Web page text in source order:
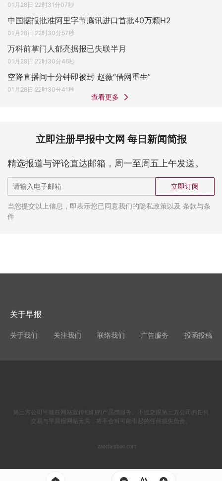
01月28日 22时31分07秒
中国据报批准阿里字节腾讯进口首批40万颗H2
01月28日 22时30分57秒
万科前掌门人郁亮据报已失联半月
01月28日 22时30分46秒
空降直播间十分钟即被封 赵薇“借网重生”
01月28日 22时30分41秒
查看更多
立即注册早报中文网 每日新闻简报
精选报道与评论直达邮箱，周一至周五上午发送。
立即订阅
当您提交以上信息，即表示您已同意我们的隐私政策以及 条款与条
件
关于早报
关于我们 关注我们 联络我们 广告服务 投函投稿
第三方公司可能在网站宣传他们的产品或服务。不过您跟第三方公司的任何
交易与早晨报网站无关，将不会对可能引起的任何损失负责。
zaochenbao.com